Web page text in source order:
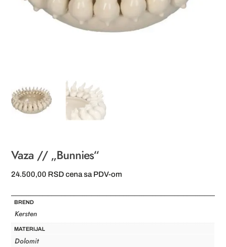
Vaza // „Bunnies“
24.500,00 RSD cena sa PDV-om
BREND
Kersten
MATERIJAL
Dolomit